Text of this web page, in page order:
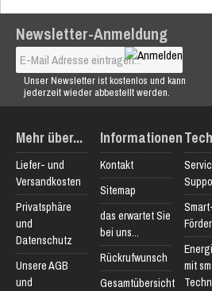
Newsletter-Anmeldung
Unser Newsletter ist kostenlos und kann
jederzeit wieder abbestellt werden.
Mehr über...
Liefer- und
Versandkosten
Privatsphäre
und
Datenschutz
Unsere AGB
und
Informationen
Kontakt
Sitemap
das erwartet Sie
bei uns...
Rückrufwunsch
Gesamtübersicht
mit